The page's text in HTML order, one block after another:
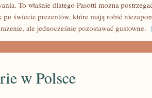
To właśnie dlatego Pasotti można
po świecie prezentów, które mają robić
ale jednocześnie pozostawać gustowne.
w Polsce